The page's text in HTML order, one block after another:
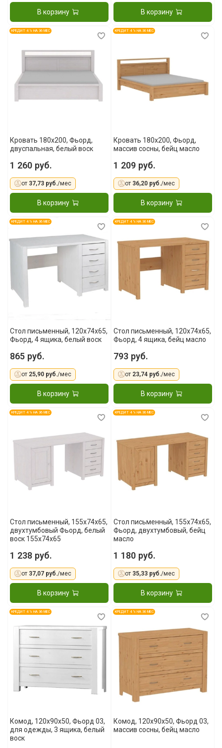
В корзину В корзину
КРЕДИТ 4 % НА 36 МЕС
Кровать 180x200, Фьорд,
двуспальная, белый воск
1 260 руб.
от 37,73 руб./мес
В корзину
КРЕДИТ 4 % НА 36 МЕС
Кровать 180x200, Фьорд,
массив сосны, бейц масло
1 209 руб.
от 36,20 руб./мес
В корзину
КРЕДИТ 4 % НА 36 МЕС
Стол письменный, 120x74x65,
Фьорд, 4 ящика, белый воск
865 руб.
от 25,90 руб./мес
В корзину
КРЕДИТ 4 % НА 36 МЕС
Стол письменный, 120x74x65,
Фьорд, 4 ящика, бейц масло
793 руб.
от 23,74 руб./мес
В корзину
КРЕДИТ 4 % НА 36 МЕС
Стол письменный, 155x74x65,
двухтумбовый Фьорд, белый
воск 155x74x65
1 238 руб.
от 37,07 руб./мес
В корзину
КРЕДИТ 4 % НА 36 МЕС
Стол письменный, 155x74x65,
Фьорд, двухтумбовый, бейц
масло
1 180 руб.
от 35,33 руб./мес
В корзину
КРЕДИТ 4 % НА 36 МЕС
Комод, 120x90x50, Фьорд 03,
для одежды, 3 ящика, белый
воск
КРЕДИТ 4 % НА 36 МЕС
Комод, 120x90x50, Фьорд 03,
массив сосны, бейц масло